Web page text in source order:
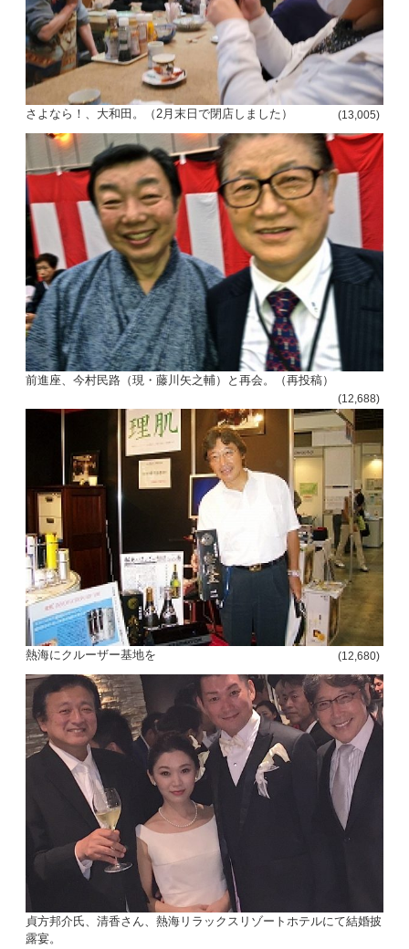
さよなら！、大和田。（2月末日で閉店しました） (13,005)
前進座、今村民路（現・藤川矢之輔）と再会。（再投稿）
(12,688)
熱海にクルーザー基地を (12,680)
貞方邦介氏、清香さん、熱海リラックスリゾートホテルにて結婚披
露宴。